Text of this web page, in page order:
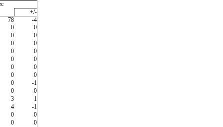
+/-
78
-4
0
0
0
0
0
0
0
0
0
0
0
0
0
0
0
-1
0
0
3
1
4
-1
0
0
0
0